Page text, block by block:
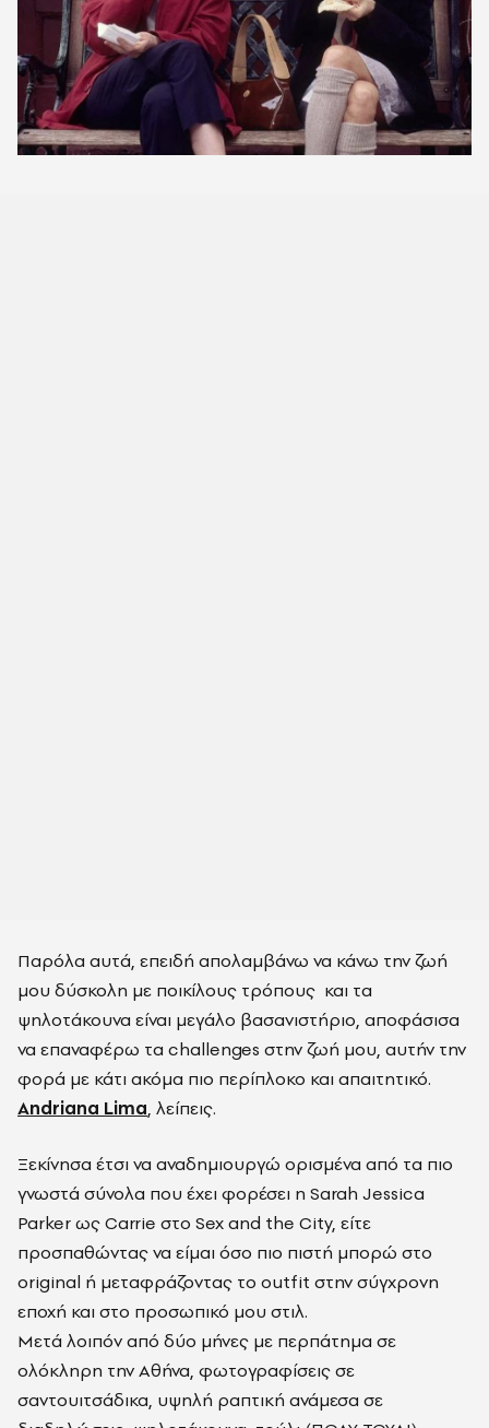
Παρόλα αυτά, επειδή απολαμβάνω να κάνω την ζωή
μου δύσκολη με ποικίλους τρόπους και τα
ψηλοτάκουνα είναι μεγάλο βασανιστήριο, αποφάσισα
να επαναφέρω τα challenges στην ζωή μου, αυτήν την
φορά με κάτι ακόμα πιο περίπλοκο και απαιτητικό.
Αndriana Lima, λείπεις.
Ξεκίνησα έτσι να αναδημιουργώ ορισμένα από τα πιο
γνωστά σύνολα που έχει φορέσει η Sarah Jessica
Parker ως Carrie στο Sex and the City, είτε
προσπαθώντας να είμαι όσο πιο πιστή μπορώ στο
original ή μεταφράζοντας το outfit στην σύγχρονη
εποχή και στο προσωπικό μου στιλ.
Μετά λοιπόν από δύο μήνες με περπάτημα σε
ολόκληρη την Αθήνα, φωτογραφίσεις σε
σαντουιτσάδικα, υψηλή ραπτική ανάμεσα σε